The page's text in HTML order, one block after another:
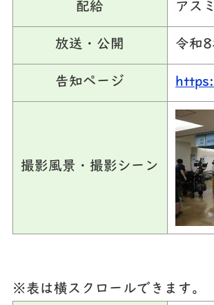
配給 アス
放送・公開 令和
告知ページ
撮影風景・撮影シーン
※表は横スクロールできます。